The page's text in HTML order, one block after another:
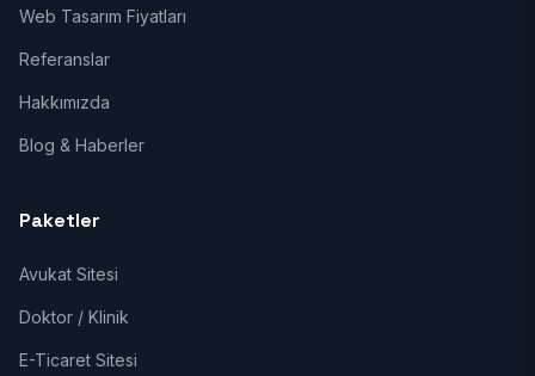
Web Tasarım Fiyatları
Referanslar
Hakkımızda
Blog & Haberler
Paketler
Avukat Sitesi
Doktor / Klinik
E-Ticaret Sitesi